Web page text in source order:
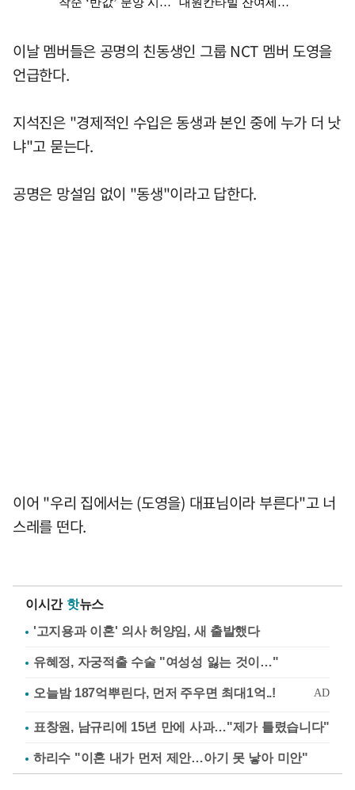
이날 멤버들은 공명의 친동생인 그룹 NCT 멤버 도영을
언급한다.
지석진은 "경제적인 수입은 동생과 본인 중에 누가 더 낫
냐"고 묻는다.
공명은 망설임 없이 "동생"이라고 답한다.
이어 "우리 집에서는 (도영을) 대표님이라 부른다"고 너
스레를 떤다.
이시간 핫뉴스
'고지용과 이혼' 의사 허양임, 새 출발했다
유혜정, 자궁적출 수술 "여성성 잃는 것이…"
표창원, 남규리에 15년 만에 사과…"제가 틀렸습니다"
하리수 "이혼 내가 먼저 제안…아기 못 낳아 미안"